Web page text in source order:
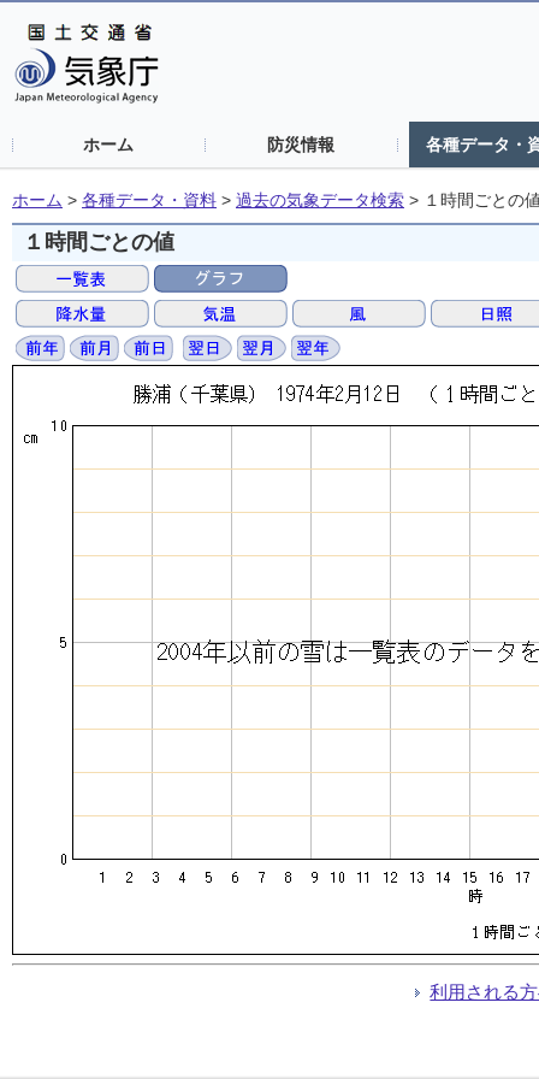
ホーム 防災情報 各種データ・
ホーム > 各種データ・資料 > 過去の気象データ検索 > １時間ごとの
１時間ごとの値
利用される